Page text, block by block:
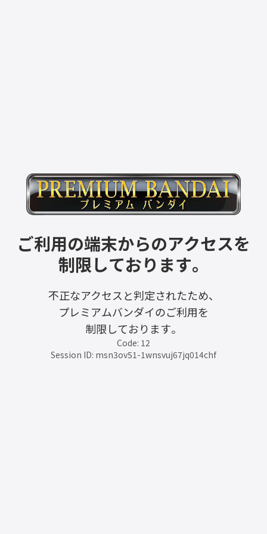
ご利用の端末からのアクセスを
制限しております。
不正なアクセスと判定されたため、
プレミアムバンダイのご利用を
制限しております。
Code: 12
Session ID: msn3ov51-1wnsvuj67jq014chf